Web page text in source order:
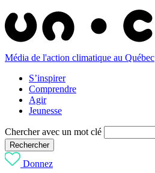
Média de l'action climatique au Québec
S’inspirer
Comprendre
Agir
Jeunesse
Chercher avec un mot clé
Rechercher
Donnez